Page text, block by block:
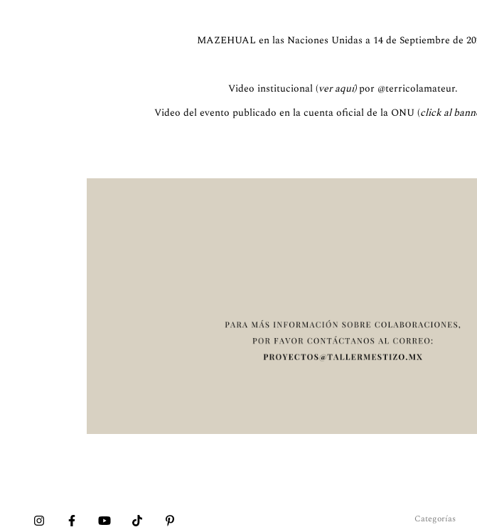
MAZEHUAL en las Naciones Unidas a 14 de Septiembre de
Video institucional (ver aquí)por @terricolamateur.
Video del evento publicado en la cuenta oficial de la ONU (click al
Categorías